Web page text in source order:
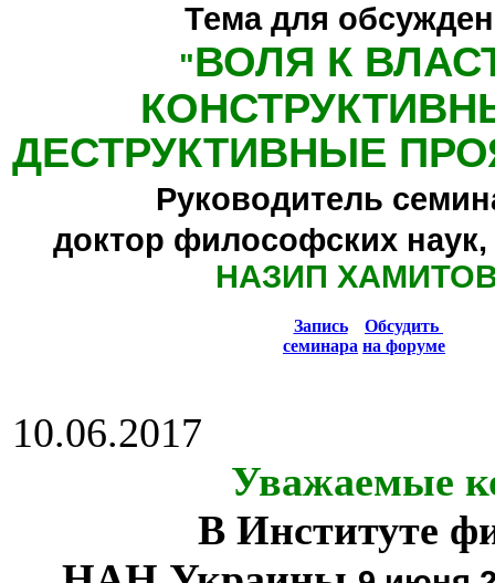
Тема для
"ВОЛЯ К
ДЕСТРУКТИВНЫЕ
Руководитель
доктор философских
НАЗИП
Запись
семинара
Обсудить
на форуме
10.06.2017
Уважаемые
В Институте